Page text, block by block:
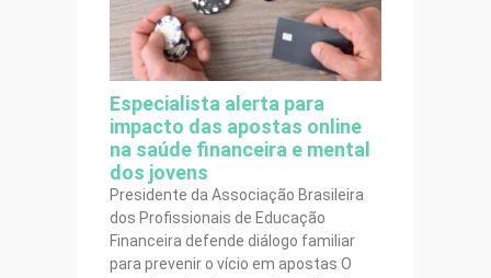
Especialista alerta para
impacto das apostas online
na saúde financeira e mental
dos jovens
Presidente da Associação Brasileira
dos Profissionais de Educação
Financeira defende diálogo familiar
para prevenir o vício em apostas O